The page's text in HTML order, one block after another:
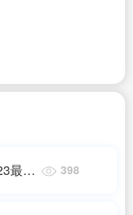
最新
398